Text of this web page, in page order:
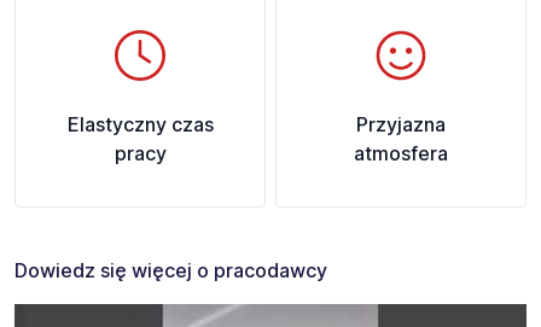
Elastyczny czas
pracy
Przyjazna
atmosfera
Dowiedz się więcej o pracodawcy